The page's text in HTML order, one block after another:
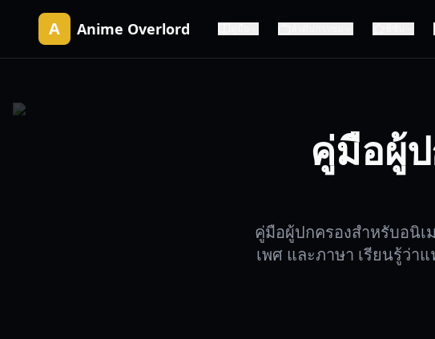
A Anime Overlord
คู่มือผู้
คู่มือผู้ปกครองสำหรับอนิเ
เพศ และภาษา เรียนรู้ว่